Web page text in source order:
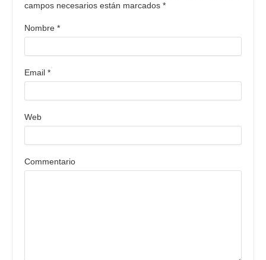
campos necesarios están marcados *
Nombre *
Email *
Web
Commentario